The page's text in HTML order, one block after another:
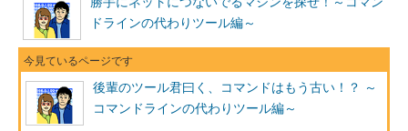
HoverIP
http://www.hoverdesk.net/f
reeware.htm
ドラインの代わりツール編～
後輩のツール君曰く、コマンドはもう古い！？ ～
コマンドラインの代わりツール編～